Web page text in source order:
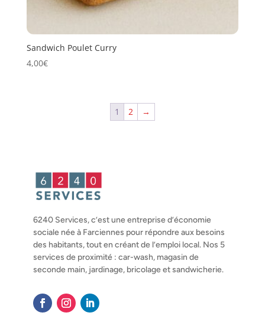
Sandwich Poulet Curry
4,00€
1 2 →
6240 Services, c’est une entreprise d’économie
sociale née à Farciennes pour répondre aux besoins
des habitants, tout en créant de l’emploi local. Nos 5
services de proximité : car-wash, magasin de
seconde main, jardinage, bricolage et sandwicherie.